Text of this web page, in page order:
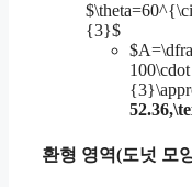
{3}$
환형 영역(도넛 모